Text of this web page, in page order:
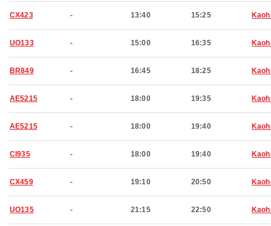
CX423 - 13:40 15:25
UO133 - 15:00 16:35
BR849 - 16:45 18:25
AE5215 - 18:00 19:35
AE5215 - 18:00 19:40
CI935 - 18:00 19:40
CX459 - 19:10 20:50
UO135 - 21:15 22:50